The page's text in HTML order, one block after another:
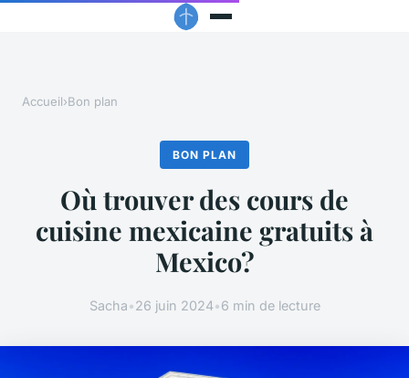
Accueil›Bon plan
BON PLAN
Où trouver des cours de
cuisine mexicaine gratuits à
Mexico?
Sacha•26 juin 2024•6 min de lecture